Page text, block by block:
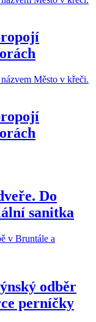
Do
sanitka
odběr
perníčky